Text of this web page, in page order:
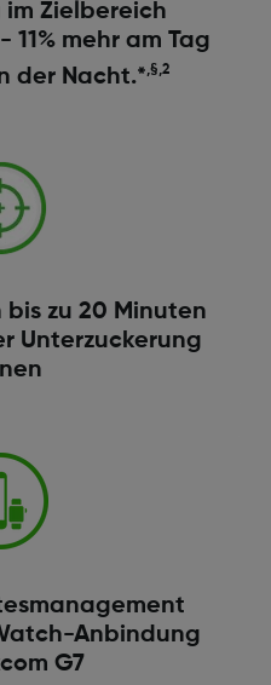
im Zielbereich
mehr am Tag
der Nacht.*,§,2
zu 20 Minuten
Unterzuckerung
Anbindung
G7